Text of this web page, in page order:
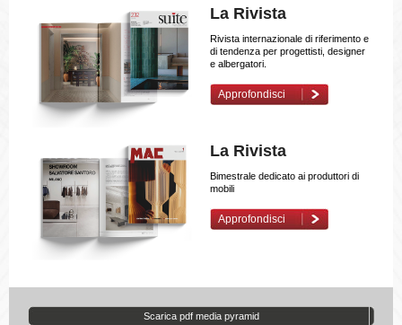
La Rivista
Rivista internazionale di riferimento e
di tendenza per progettisti, designer
e albergatori.
Approfondisci
La Rivista
Bimestrale dedicato ai produttori di
mobili
Approfondisci
Scarica pdf media pyramid